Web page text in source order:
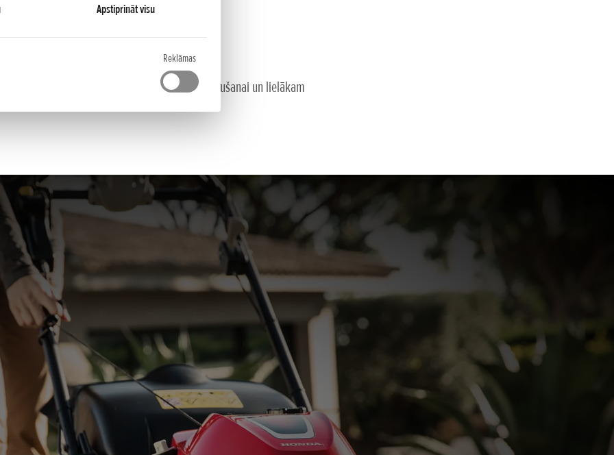
Apstiprināt visu
Reklāmas
materiāla mehānismiem
jums uzstādīt konstantu ātrumu, vieglākai pļaušanai un lielākam